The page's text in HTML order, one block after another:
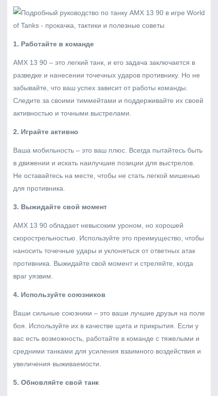
1. Работайте в команде
AMX 13 90 – это легкий танк, и его задача заключается в
разведке и нанесении точечных ударов противнику. Но не
забывайте, что ваш успех зависит от работы команды.
Следите за своими тиммейтами и поддерживайте их своей
активностью и точными выстрелами.
2. Играйте активно
Ваша мобильность – это ваш плюс. Всегда пытайтесь быть
в движении и искать наилучшие позиции для выстрелов.
Не оставайтесь на месте, чтобы не стать легкой мишенью
для противника.
3. Выжидайте свой момент
AMX 13 90 обладает невысоким уроном, но хорошей
скорострельностью. Используйте это преимущество, чтобы
наносить точечные удары и уклоняться от ответных атак
противника. Выжидайте свой момент и стреляйте, когда
враг уязвим.
4. Используйте союзников
Ваши сильные союзники – это ваши лучшие друзья на поле
боя. Используйте их в качестве щита и прикрытия. Если у
вас есть возможность, работайте в команде с тяжелыми и
средними танками для усиления взаимного воздействия и
увеличения выживаемости.
5. Обновляйте свой танк